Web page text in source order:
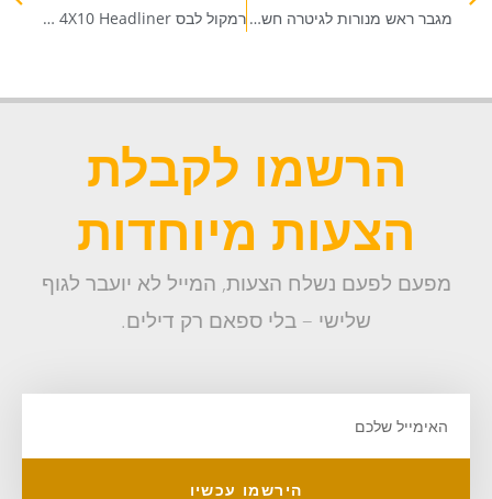
מגבר ראש מנורות לגיטרה חשמלית CLASSIC 30 HEAD מבית PEAVEY רמקול לבס 4X10 Headliner מבית PEAVEY
הרשמו לקבלת
הצעות מיוחדות
מפעם לפעם נשלח הצעות, המייל לא יועבר לגוף
שלישי – בלי ספאם רק דילים.
הירשמו עכשיו